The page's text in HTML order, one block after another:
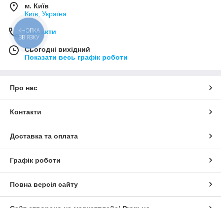
м. Київ
Київ, Україна
Контакти
Сьогодні вихідний
Показати весь графік роботи
Про нас
Контакти
Доставка та оплата
Графік роботи
Повна версія сайту
КНОПКА
ЗВ'ЯЗКУ